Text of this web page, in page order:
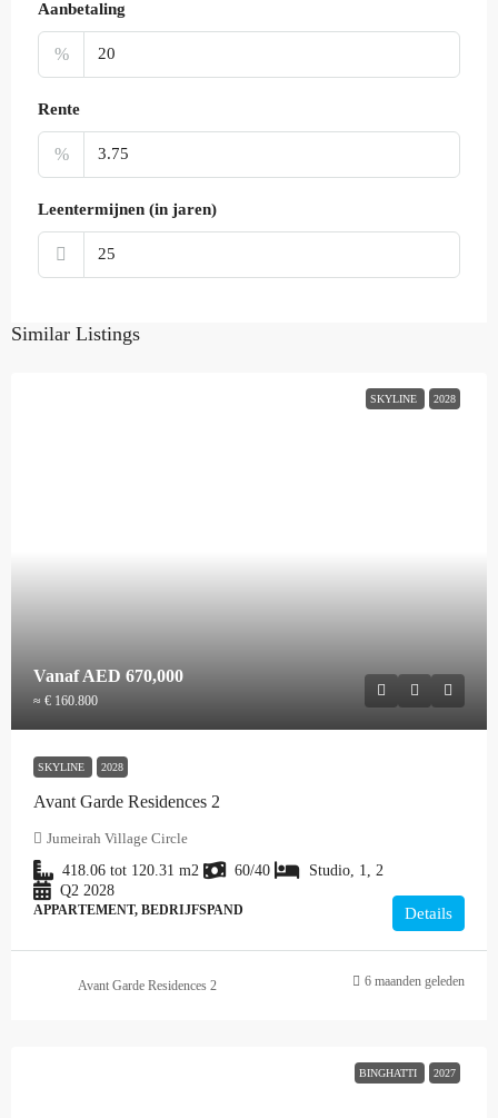
Aanbetaling
%
Rente
%
Leentermijnen (in jaren)
Similar Listings
SKYLINE 2028
VanafAED 670,000
≈ € 160.800
SKYLINE 2028
Avant Garde Residences 2
Jumeirah Village Circle
418.06 tot 120.31 m2 60/40
Studio, 1, 2
Q2 2028
APPARTEMENT, BEDRIJFSPAND Details
Avant Garde Residences 2 6 maanden geleden
BINGHATTI 2027